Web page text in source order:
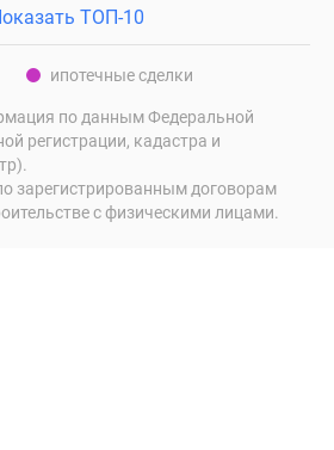
ТОП-10
ипотечные сделки
по данным Федеральной
регистрации, кадастра и
зарегистрированным договорам
с физическими лицами.